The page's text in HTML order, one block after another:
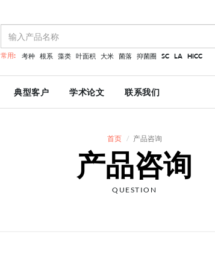
常用: 考种 根系 藻类 叶面积 大米 菌落 抑菌圈 SC LA HiCC
典型客户 学术论文 联系我们
首页 产品咨询
产品咨询
QUESTION